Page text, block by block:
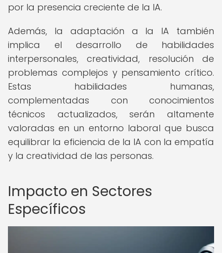
por la presencia creciente de la IA.
Además, la adaptación a la IA también
implica el desarrollo de habilidades
interpersonales, creatividad, resolución de
problemas complejos y pensamiento crítico.
Estas habilidades humanas,
complementadas con conocimientos
técnicos actualizados, serán altamente
valoradas en un entorno laboral que busca
equilibrar la eficiencia de la IA con la empatía
y la creatividad de las personas.
Impacto en Sectores
Específicos